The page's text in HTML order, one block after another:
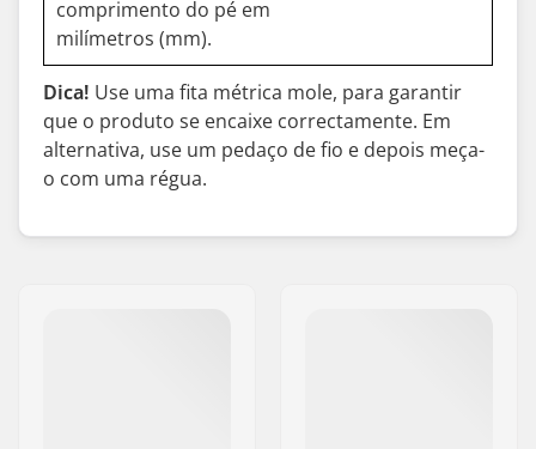
comprimento do pé em
milímetros (mm).
Dica! Use uma fita métrica mole, para garantir
que o produto se encaixe correctamente. Em
alternativa, use um pedaço de fio e depois meça-
o com uma régua.